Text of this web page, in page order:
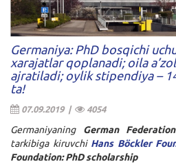
Germaniya: PhD bosqichi
xarajatlar qoplanadi; oila
ajratiladi; oylik stipendiya –
ta!
07.09.2019 | 4054
Germaniyaning German
tarkibiga kiruvchi Hans Böckler
Foundation: PhD scholarship